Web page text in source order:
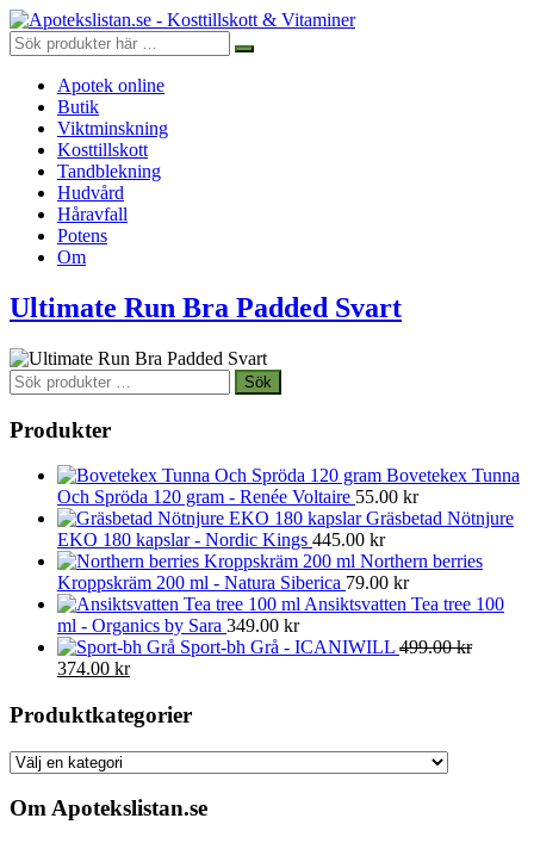
Apotek online
Butik
Viktminskning
Kosttillskott
Tandblekning
Hudvård
Håravfall
Potens
Om
Ultimate Run Bra Padded Svart
Sök
efter:
Sök
Produkter
Bovetekex Tunna
Och Spröda 120 gram - Renée Voltaire 55.00 kr
Gräsbetad Nötnjure
EKO 180 kapslar - Nordic Kings 445.00 kr
Northern berries
Kroppskräm 200 ml - Natura Siberica 79.00 kr
Ansiktsvatten Tea tree 100
ml - Organics by Sara 349.00 kr
Sport-bh Grå - ICANIWILL 499.00kr
Det
priset
499.00 kr.
374.00 krDet
priset
är:
374.00 kr.
Produktkategorier
Om Apotekslistan.se